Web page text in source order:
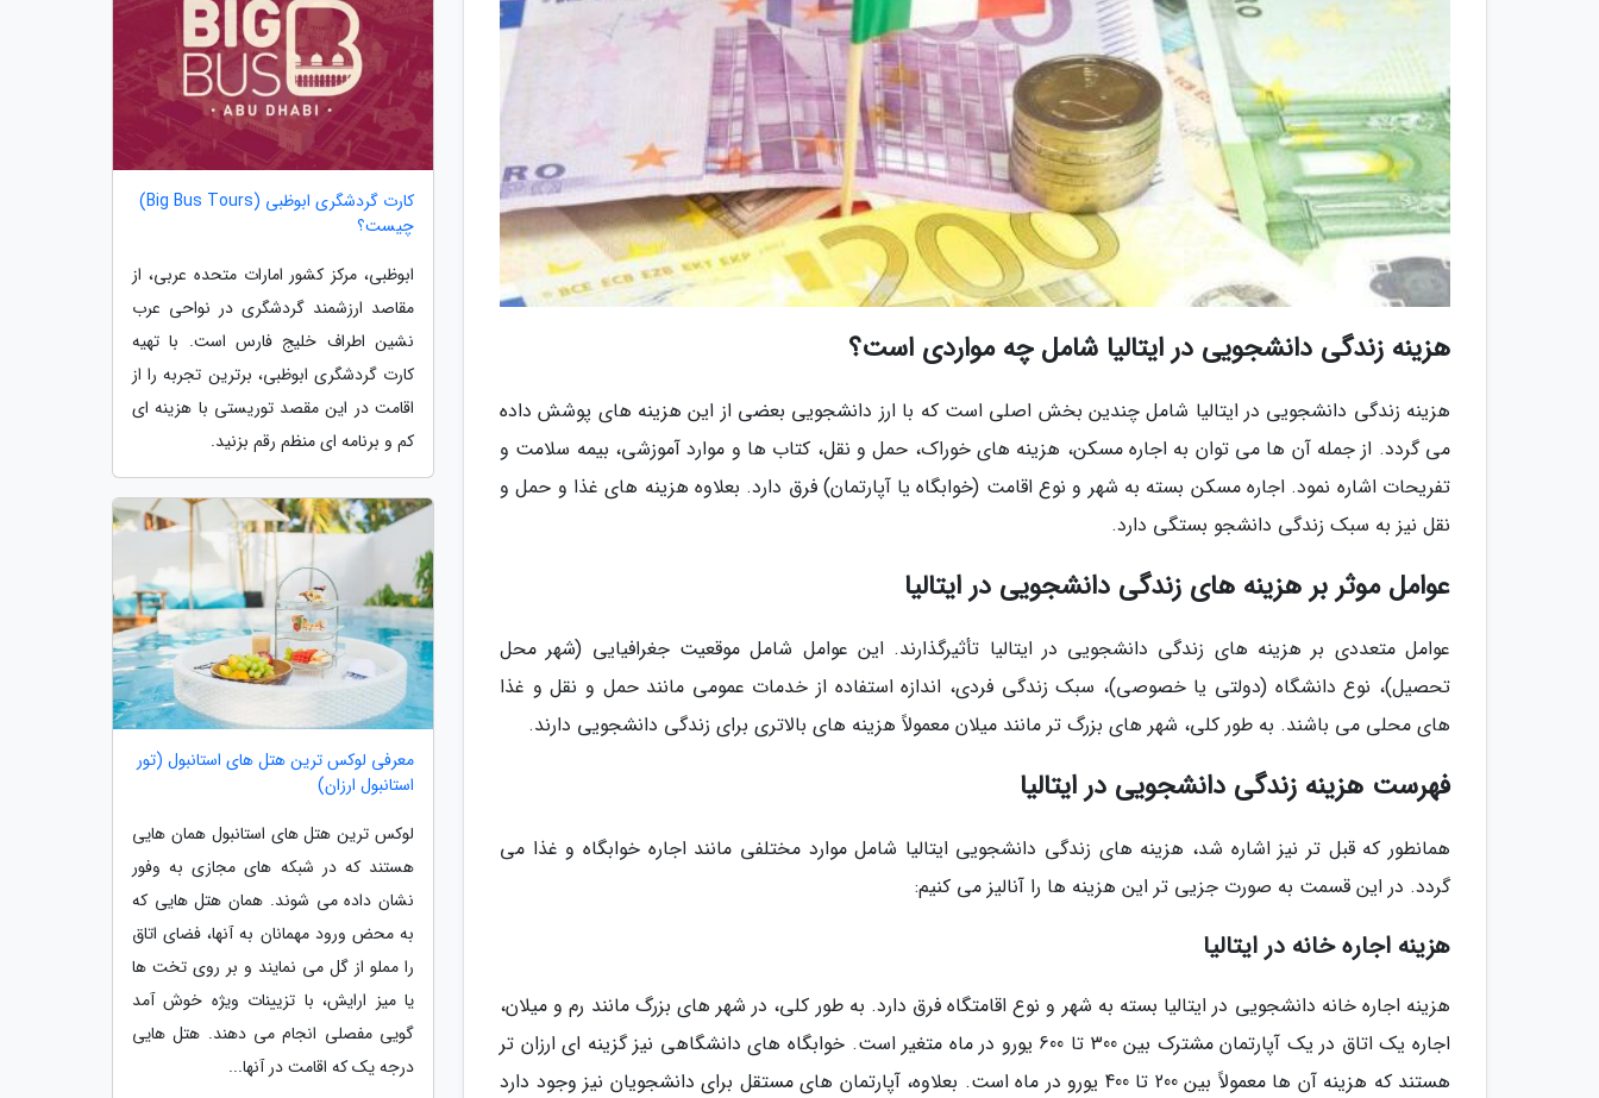
هزینه زندگی دانشجویی در ایتالیا شامل چه مواردی است؟
هزینه زندگی دانشجویی در ایتالیا شامل چندین بخش اصلی است که با ارز دانشجویی بعضی از این هزینه های پوشش داده
می گردد. از جمله آن ها می توان به اجاره مسکن، هزینه های خوراک، حمل و نقل، کتاب ها و موارد آموزشی، بیمه سلامت و
تفریحات اشاره نمود. اجاره مسکن بسته به شهر و نوع اقامت (خوابگاه یا آپارتمان) فرق دارد. بعلاوه هزینه های غذا و حمل و
نقل نیز به سبک زندگی دانشجو بستگی دارد.
عوامل موثر بر هزینه های زندگی دانشجویی در ایتالیا
عوامل متعددی بر هزینه های زندگی دانشجویی در ایتالیا تأثیرگذارند. این عوامل شامل موقعیت جغرافیایی (شهر محل
تحصیل)، نوع دانشگاه (دولتی یا خصوصی)، سبک زندگی فردی، اندازه استفاده از خدمات عمومی مانند حمل و نقل و غذا
های محلی می باشند. به طور کلی، شهر های بزرگ تر مانند میلان معمولاً هزینه های بالاتری برای زندگی دانشجویی دارند.
فهرست هزینه زندگی دانشجویی در ایتالیا
همانطور که قبل تر نیز اشاره شد، هزینه های زندگی دانشجویی ایتالیا شامل موارد مختلفی مانند اجاره خوابگاه و غذا می
گردد. در این قسمت به صورت جزیی تر این هزینه ها را آنالیز می کنیم:
هزینه اجاره خانه در ایتالیا
هزینه اجاره خانه دانشجویی در ایتالیا بسته به شهر و نوع اقامتگاه فرق دارد. به طور کلی، در شهر های بزرگ مانند رم و میلان،
اجاره یک اتاق در یک آپارتمان مشترک بین 300 تا 600 یورو در ماه متغیر است. خوابگاه های دانشگاهی نیز گزینه ای ارزان تر
هستند که هزینه آن ها معمولاً بین 200 تا 400 یورو در ماه است. بعلاوه، آپارتمان های مستقل برای دانشجویان نیز وجود دارد
کارت گردشگری ابوظبی (Big Bus Tours)
چیست؟
ابوظبی، مرکز کشور امارات متحده عربی، از
مقاصد ارزشمند گردشگری در نواحی عرب
نشین اطراف خلیج فارس است. با تهیه
کارت گردشگری ابوظبی، برترین تجربه را از
اقامت در این مقصد توریستی با هزینه ای
کم و برنامه ای منظم رقم بزنید.
معرفی لوکس ترین هتل های استانبول (تور
استانبول ارزان)
لوکس ترین هتل های استانبول همان هایی
هستند که در شبکه های مجازی به وفور
نشان داده می شوند. همان هتل هایی که
به محض ورود مهمانان به آنها، فضای اتاق
را مملو از گل می نمایند و بر روی تخت ها
یا میز ارایش، با تزیینات ویژه خوش آمد
گویی مفصلی انجام می دهند. هتل هایی
درجه یک که اقامت در آنها...